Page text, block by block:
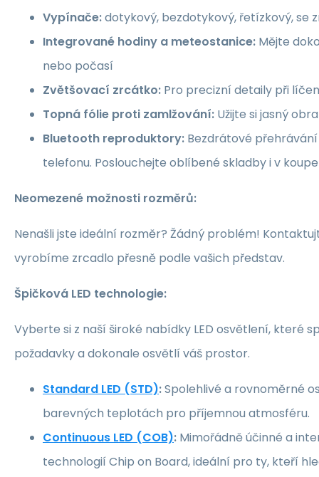
Vypínače:dotykový, bezdotykový, řetízkový, se
Integrované hodiny a meteostanice: Mějte
nebo počasí
Zvětšovací zrcátko: Pro precizní detaily při
Topná fólie proti zamlžování: Užijte si jasný
Bluetooth reproduktory: Bezdrátové
telefonu. Poslouchejte oblíbené skladby i v
Neomezené možnosti rozměrů:
Nenašli jste ideální rozměr? Žádný problém!
vyrobíme zrcadlo přesně podle vašich představ.
Špičková LED technologie:
Vyberte si z naší široké nabídky LED osvětlení, které
požadavky a dokonale osvětlí váš prostor.
Standard LED (STD):Spolehlivé a rovnoměrné
barevných teplotách pro příjemnou atmosféru.
Continuous LED (COB): Mimořádně účinné a
technologií Chip on Board, ideální pro ty, kteří